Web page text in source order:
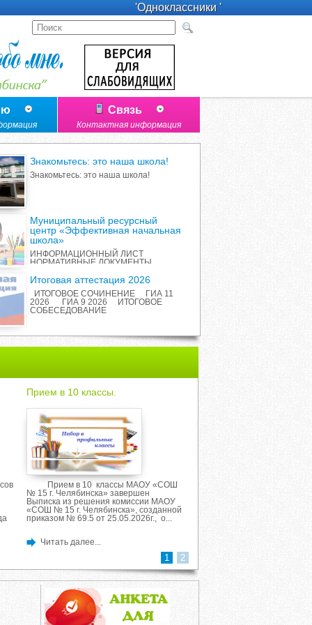
'Одноклассники '
Связь
Контактная информация
Знакомьтесь: это наша школа!
Знакомьтесь: это наша школа!
Муниципальный ресурсный
центр «Эффективная начальная
школа»
ИНФОРМАЦИОННЫЙ ЛИСТ
НОРМАТИВНЫЕ ДОКУМЕНТЫ
ПРОДУКТОВ РАБОТА С
РОДИТЕЛЯМИ ОТЧЕТ О
РЕАЛИЗАЦИИ ПРОЕКТА
Итоговая аттестация 2026
ИТОГОВОЕ СОЧИНЕНИЕ ГИА 11
2026 ГИА 9 2026 ИТОГОВОЕ
СОБЕСЕДОВАНИЕ
Прием в 10 классы.
Прием в 10 классы МАОУ «СОШ
№ 15 г. Челябинска» завершен
Выписка из решения комиссии МАОУ
«СОШ № 15 г. Челябинска», созданной
приказом № 69.5 от 25.05.2026г., о...
Читать далее...
1 2